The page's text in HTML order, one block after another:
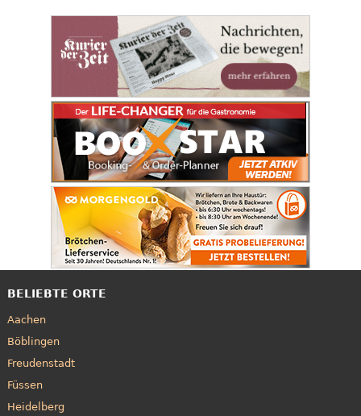
BELIEBTE ORTE
Aachen
Böblingen
Freudenstadt
Füssen
Heidelberg